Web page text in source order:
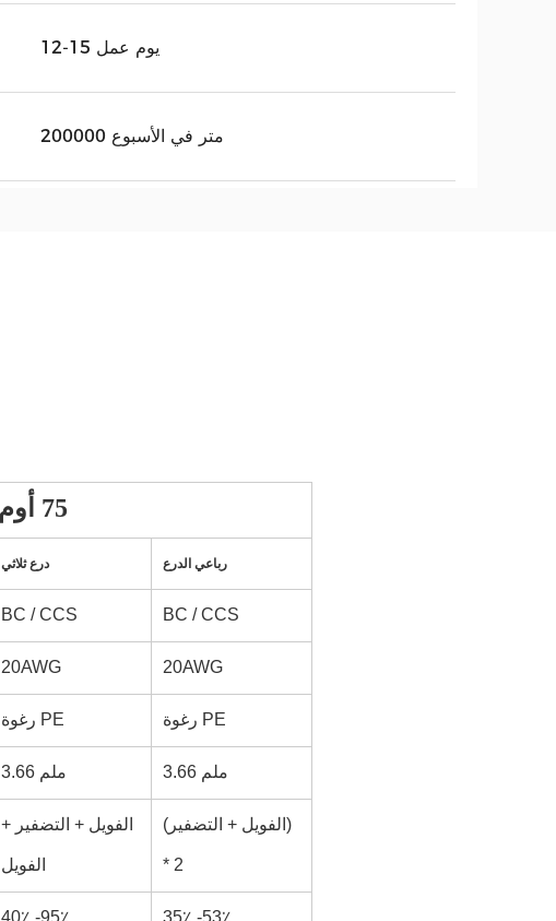
12-15 يوم عمل
200000 متر في الأسبوع
RG59 (البناء الأساسي) 75 أوم
درع ثلاثي رباعي الدرع
BC / CCS BC / CCS
20AWG 20AWG
رغوة PE رغوة PE
3.66 ملم 3.66 ملم
الفويل + التضفير +
الفويل
(الفويل + التضفير)
* 2
40٪ -95٪ 35٪ -53٪